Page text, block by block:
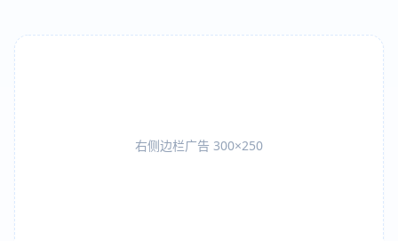
右侧边栏广告 300×250